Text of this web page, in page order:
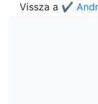
Vissza a ✔️